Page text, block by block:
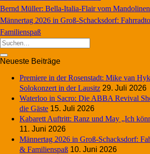
Bernd Müller: Bella-Italia-Flair vom
Männertag 2026 in Groß-Schacksdorf:
Familienspaß
Neueste Beiträge
Premiere in der Rosenstadt: Mike van
Solokonzert in der Lausitz 29. Juli 2026
Waterloo in Sacro: Die ABBA Revival
die Gäste 15. Juli 2026
Kabarett Auftritt: Ranz und May „Ich
11. Juni 2026
Männertag 2026 in Groß-Schacksdorf:
& Familienspaß 10. Juni 2026